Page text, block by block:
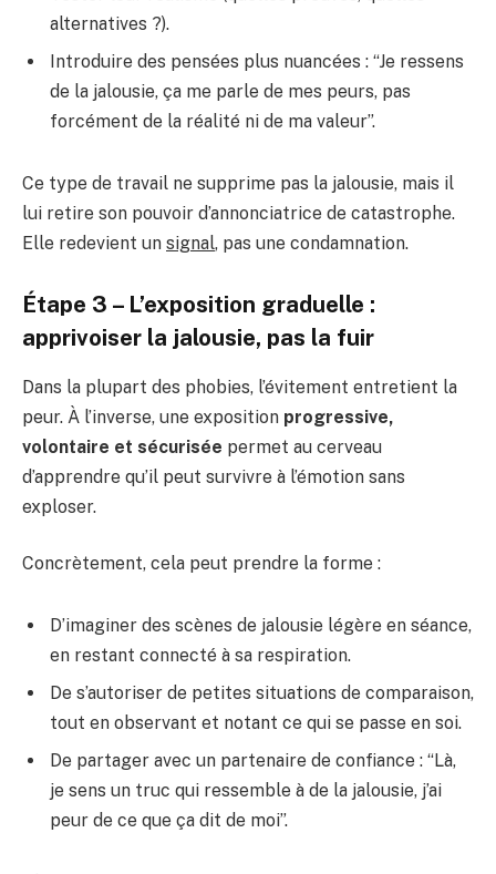
alternatives ?).
Introduire des pensées plus nuancées : “Je ressens
de la jalousie, ça me parle de mes peurs, pas
forcément de la réalité ni de ma valeur”.
Ce type de travail ne supprime pas la jalousie, mais il
lui retire son pouvoir d’annonciatrice de catastrophe.
Elle redevient un signal, pas une condamnation.
Étape 3 – L’exposition graduelle :
apprivoiser la jalousie, pas la fuir
Dans la plupart des phobies, l’évitement entretient la
peur. À l’inverse, une exposition progressive,
volontaire et sécurisée permet au cerveau
d’apprendre qu’il peut survivre à l’émotion sans
exploser.
Concrètement, cela peut prendre la forme :
D’imaginer des scènes de jalousie légère en séance,
en restant connecté à sa respiration.
De s’autoriser de petites situations de comparaison,
tout en observant et notant ce qui se passe en soi.
De partager avec un partenaire de confiance : “Là,
je sens un truc qui ressemble à de la jalousie, j’ai
peur de ce que ça dit de moi”.